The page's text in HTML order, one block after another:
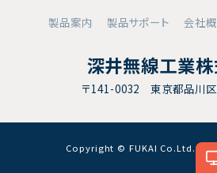
製品案内 製品サポート 会社
深井無線工業
〒141-0032 東京都品川
Copyright © FUKAI Co.Ltd. All